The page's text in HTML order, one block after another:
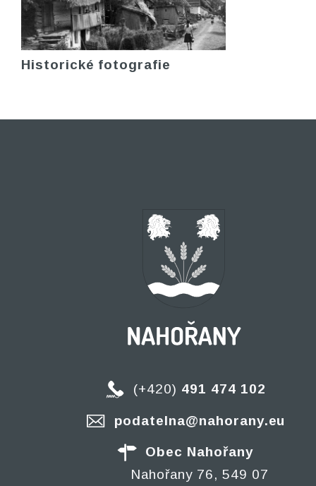
Historické fotografie
(+420) 491 474 102
podatelna@nahorany.eu
Obec Nahořany
Nahořany 76, 549 07